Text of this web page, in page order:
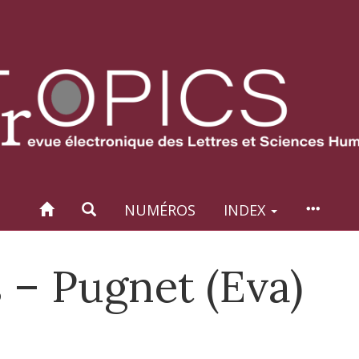
NUMÉROS INDEX
Pugnet (Eva)